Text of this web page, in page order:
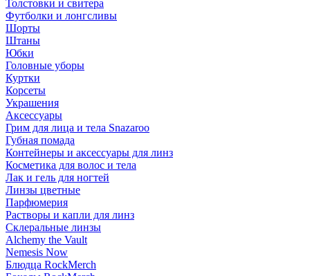
Толстовки и свитера
Футболки и лонгсливы
Шорты
Штаны
Юбки
Головные уборы
Куртки
Корсеты
Украшения
Аксессуары
Грим для лица и тела Snazaroo
Губная помада
Контейнеры и аксессуары для линз
Косметика для волос и тела
Лак и гель для ногтей
Линзы цветные
Парфюмерия
Растворы и капли для линз
Склеральные линзы
Alchemy the Vault
Nemesis Now
Блюдца RockMerch